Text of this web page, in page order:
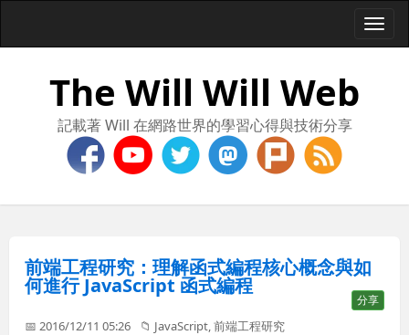
The Will Will Web
記載著 Will 在網路世界的學習心得與技術分享
前端工程研究：理解函式編程核心概念與如
何進行 JavaScript 函式編程
分享
📅 2016/12/11 05:26 📁 JavaScript ,前端工程研究